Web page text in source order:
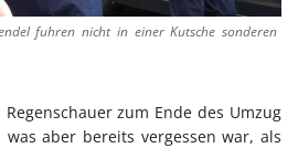
fuhren nicht in einer Kutsche sonderen
zum Ende des Umzug
aber bereits vergessen war, als